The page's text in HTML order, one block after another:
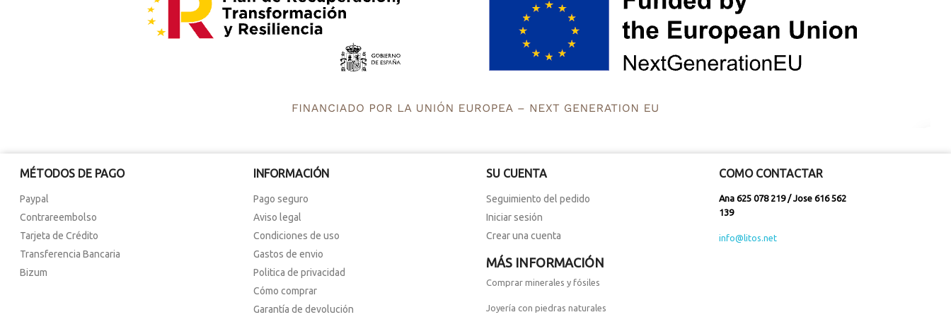
MÉTODOS DE PAGO
Paypal
Contrareembolso
Tarjeta de Crédito
Transferencia Bancaria
Bizum
INFORMACIÓN
Pago seguro
Aviso legal
Condiciones de uso
Gastos de envio
Politica de privacidad
Cómo comprar
Garantía de devolución
SU CUENTA
Seguimiento del pedido
Iniciar sesión
Crear una cuenta
COMO CONTACTAR
Ana 625 078 219 / Jose 616 562
139
info@litos.net
MÁS INFORMACIÓN
Comprar minerales y fósiles
Joyería con piedras naturales